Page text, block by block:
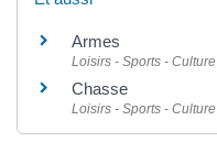
Armes
Loisirs - Sports - Culture
Chasse
Loisirs - Sports - Culture